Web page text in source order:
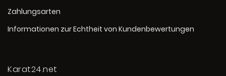
Zahlungsarten
Informationen zur Echtheit von Kundenbewertungen
Karat24.net